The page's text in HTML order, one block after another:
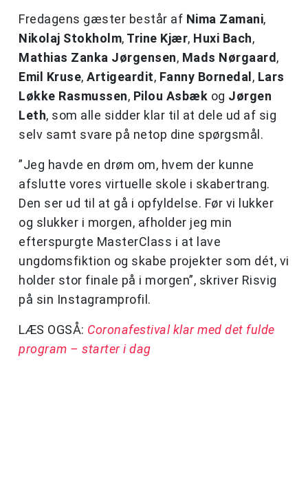
Fredagens gæster består af Nima Zamani,
Nikolaj Stokholm, Trine Kjær, Huxi Bach,
Mathias Zanka Jørgensen, Mads Nørgaard ,
Emil Kruse, Artigeardit, Fanny Bornedal , Lars
Løkke Rasmussen, Pilou Asbæk og Jørgen
Leth, som alle sidder klar til at dele ud af sig
selv samt svare på netop dine spørgsmål.
”Jeg havde en drøm om, hvem der kunne
afslutte vores virtuelle skole i skabertrang.
Den ser ud til at gå i opfyldelse. Før vi lukker
og slukker i morgen, afholder jeg min
efterspurgte MasterClass i at lave
ungdomsfiktion og skabe projekter som dét, vi
holder stor finale på i morgen”, skriver Risvig
på sin Instagramprofil.
LÆS OGSÅ: Coronafestival klar med det fulde
program – starter i dag